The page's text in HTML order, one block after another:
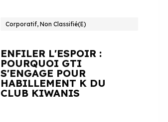
Corporatif, Non Classifié(e)
ENFILER L'ESPOIR :
POURQUOI GTI
S'ENGAGE POUR
HABILLEMENT K DU
CLUB KIWANIS